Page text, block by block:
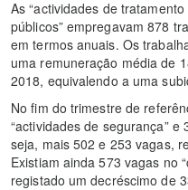
As “actividades de
públicos” empregavam 878
em termos anuais. Os
uma remuneração média de
2018, equivalendo a uma
No fim do trimestre de
“actividades de segurança” e
seja, mais 502 e 253 vagas,
Existiam ainda 573 vagas no
registado um decréscimo de